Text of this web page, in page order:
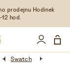
prodejnu Hodinek
hod.
Swatch